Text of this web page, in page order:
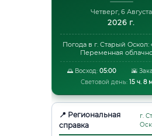
Четверг, 6 Августа
2026 г.
Погода в г. Старый Оскол:
Переменная
🌅 Восход:05:00 🌇
Световой день: 15 ч. 8
📍 Региональная
справка
г.